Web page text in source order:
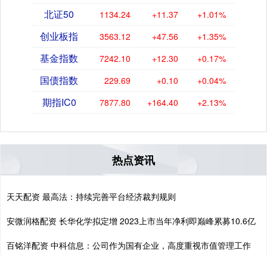
北证50 1134.24 +11.37 +1.01%
创业板指 3563.12 +47.56 +1.35%
基金指数 7242.10 +12.30 +0.17%
国债指数 229.69 +0.10 +0.04%
期指IC0 7877.80 +164.40 +2.13%
热点资讯
天天配资 最高法：持续完善平台经济裁判规则
安微润格配资 长华化学拟定增 2023上市当年净利即巅峰累募10.6亿
百铭洋配资 中科信息：公司作为国有企业，高度重视市值管理工作